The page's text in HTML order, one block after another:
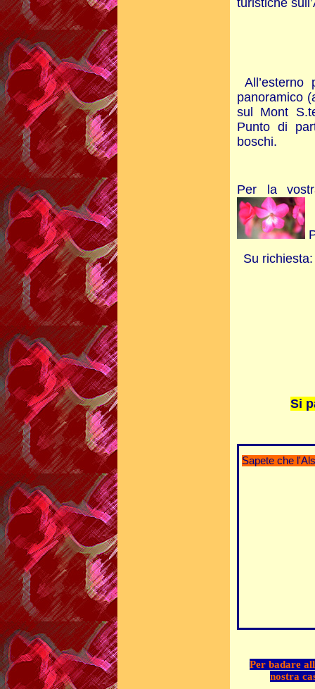
turistiche
panoramico
sul Mont
Punto di
boschi.
Per la
Su
Si
Sapete che
Per badare
nostra